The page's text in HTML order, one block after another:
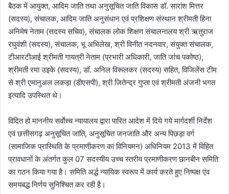
बैठक में आयुक्त, आदिम जाति तथा अनुसूचित जाति विकास डॉ. सारांश मित्तर
(सदस्य), संचालक, आदिम जाति अनुसंधान एवं प्रशिक्षण संस्थान श्रीमती हिना
अनिमेष नेताम (सदस्य सचिव), संचालक लोक शिक्षण संचालनालय श्री ऋतुराज
रघुवंशी (सदस्य), संचालक, भू अभिलेख, श्री विनीत नदनवार, संयुक्त संचालक,
टीआरटीआई श्रीमती गायत्री नेताम (प्रभारी अधिकारी, जाति जांच पकोष्ठ),
श्रीमती रमा उइके (सदस्य), डॉ. अनिल विरूलकर (सदस्य) सहित, विजिलेंस टीम
से श्री एमानुअल लकड़ा (डीएसपी), श्री जितेन्द्र गुप्ता एवं श्रीमती अंजनी भगत
इत्यादि उपस्थित थे।
विदित हो माननीय सर्वाेच्च न्यायालय द्वारा पारित आदेश में दिये गये मार्गदर्शी निर्देश
एवं छत्तीसगढ़ अनुसूचित जाति, अनुसूचित जनजाति और अन्य पिछड़ा वर्ग
(सामाजिक प्रास्थिति के प्रमाणीकरण का विनियमन) अधिनियम 2013 में विहित
प्रावधानों के अंतर्गत कुल 07 सदस्यीय उच्च स्तरीय प्रमाणीकरण छानबीन समिति
का गठन किया गया है। समिति अर्द्ध न्यायिक स्वरूप में कार्य करते हुए निष्पक्ष एंव
समयबद्ध निर्णय सुनिश्चित कर रही है।